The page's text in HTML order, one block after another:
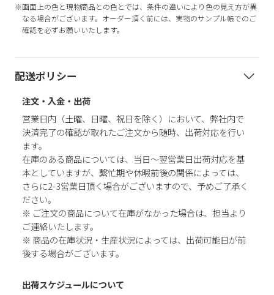
※画面上の色と現物商品との色とでは、条件の違いにより色の見え方が異
なる場合がございます。オーダー頂く前には、実物のサンプル帳でのご
確認を必ずお願いいたします。
配送ポリシー
注文・入金・出荷
営業日内（土曜、日曜、祝日を除く）において、弊社内で
決済完了の確認が取れたご注文から随時、出荷対応を行い
ます。
在庫のある商品については、当日～翌営業日出荷対応を基
本としていますが、繫忙期や休暇前後の関係によっては、
さらに2-3営業日頂く場合がございますので、予めご了承く
ださい。
※ ご注文の商品について在庫がなかった場合は、担当より
ご連絡いたします。
※ 商品の在庫状況・生産状況によっては、出荷可能日が前
後する場合がございます。
出荷スケジュールについて